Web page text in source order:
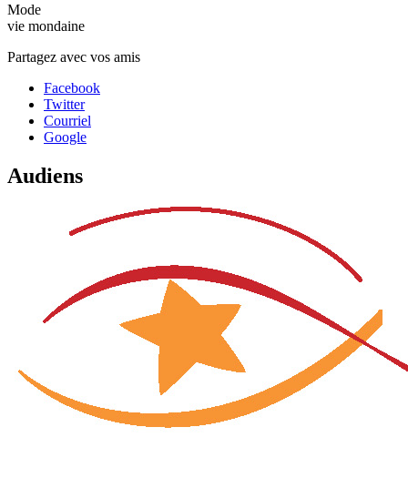
Mode
vie mondaine
Partagez avec vos amis
Facebook
Twitter
Courriel
Google
Audiens